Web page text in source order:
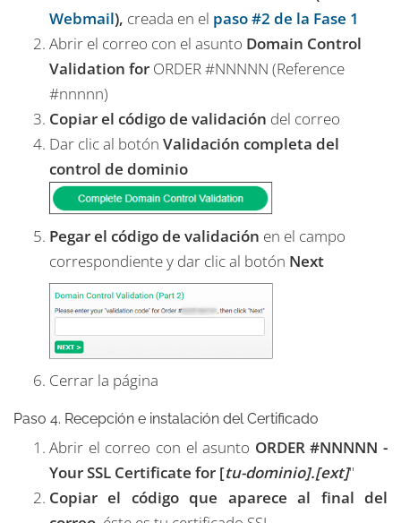
Webmail), creada en el paso #2 de la Fase 1
Abrir el correo con el asunto Domain Control
Validation for ORDER #NNNNN (Reference
#nnnnn)
Copiar el código de validación del correo
Dar clic al botón Validación completa del
control de dominio
Pegar el código de validación en el campo
correspondiente y dar clic al botón Next
Cerrar la página
Paso 4. Recepción e instalación del Certificado
Abrir el correo con el asunto ORDER #NNNNN -
Your SSL Certificate for [tu-dominio].[ext]"
Copiar el código que aparece al final del